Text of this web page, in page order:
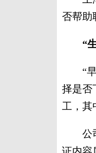
否帮助
“
“早
择是否
工，其
公司